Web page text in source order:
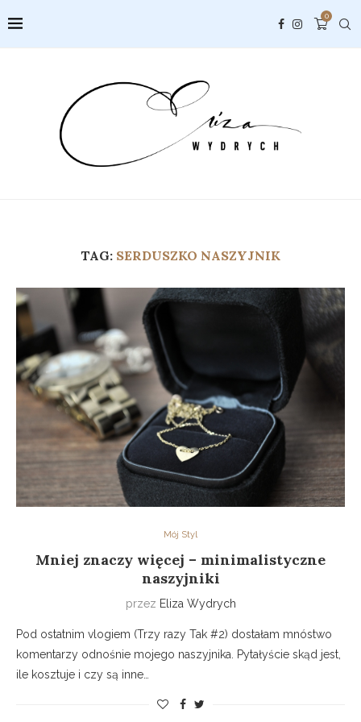
0
TAG: SERDUSZKO NASZYJNIK
Mój Styl
Mniej znaczy więcej – minimalistyczne
naszyjniki
przez Eliza Wydrych
Pod ostatnim vlogiem (Trzy razy Tak #2) dostałam mnóstwo
komentarzy odnośnie mojego naszyjnika. Pytałyście skąd jest,
ile kosztuje i czy są inne…